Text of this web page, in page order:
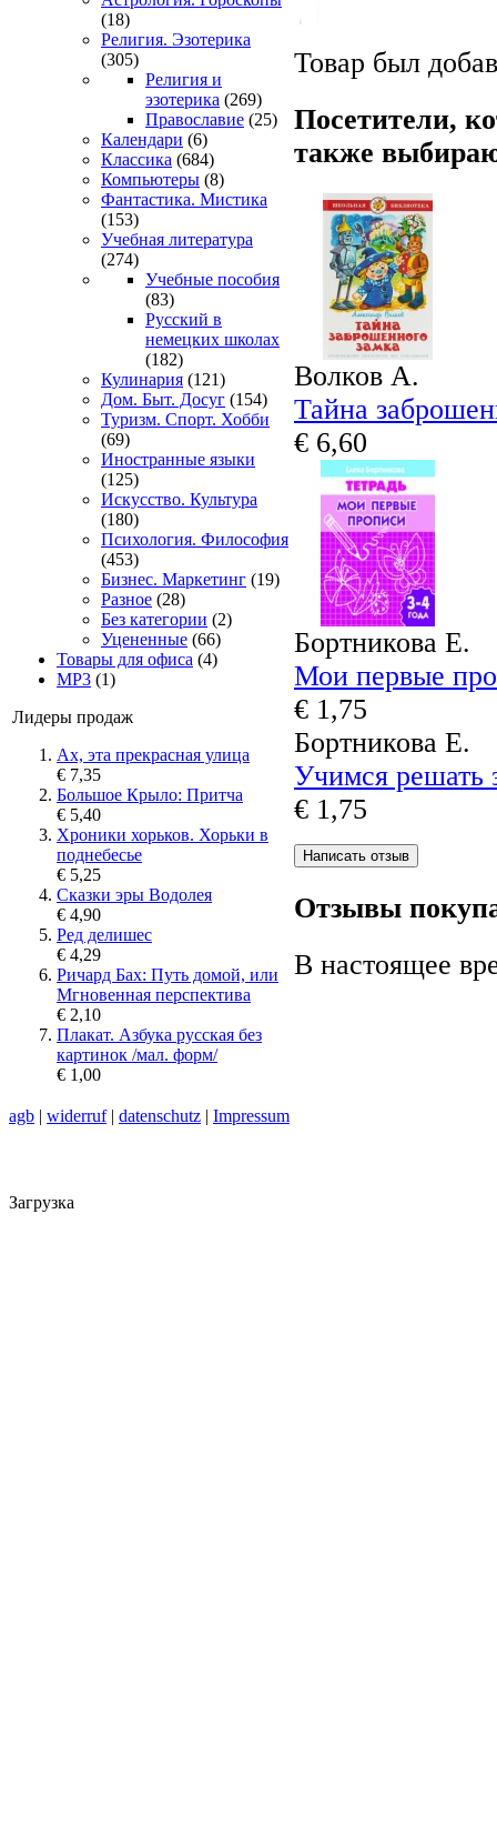
(18)
Религия. Эзотерика
(305)
Религия и
эзотерика (269)
Православие (25)
Календари (6)
Классика (684)
Компьютеры (8)
Фантастика. Мистика
(153)
Учебная литература
(274)
Учебные пособия
(83)
Русский в
немецких школах
(182)
Кулинария (121)
Дом. Быт. Досуг (154)
Туризм. Спорт. Хобби
(69)
Иностранные языки
(125)
Искусство. Культура
(180)
Психология. Философия
(453)
Бизнес. Маркетинг (19)
Разное (28)
Без категории (2)
Уцененные (66)
Товары для офиса (4)
MP3 (1)
Лидеры продаж
Ах, эта прекрасная улица
€ 7,35
Большое Крыло: Притча
€ 5,40
Хроники хорьков. Хорьки в
поднебесье
€ 5,25
Сказки эры Водолея
€ 4,90
Ред делишес
€ 4,29
Ричард Бах: Путь домой, или
Мгновенная перспектива
€ 2,10
Плакат. Азбука русская без
картинок /мал. форм/
€ 1,00
Товар был
Посетители,
также
Волков А.
Тайна
€ 6,60
Бортникова Е.
Мои первые
€ 1,75
Бортникова Е.
Учимся решать
€ 1,75
Отзывы
В настоящее
agb | widerruf| datenschutz | Impressum
Загрузка